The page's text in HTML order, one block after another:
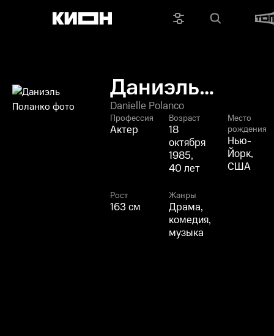
Даниэль
Поланко
Danielle Polanco
Профессия
Актер
Возраст
18
октября
1985,
40 лет
Место
рождения
Нью-
Йорк,
США
Рост
163 см
Жанры
Драма,
комедия,
музыка